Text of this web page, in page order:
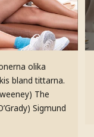
olika
bland tittarna.
The
Sigmund